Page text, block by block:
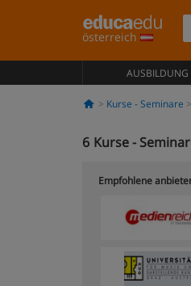
österreich
AUSBILDUNG
Kurse - Seminare
6 Kurse -
Empfohlene